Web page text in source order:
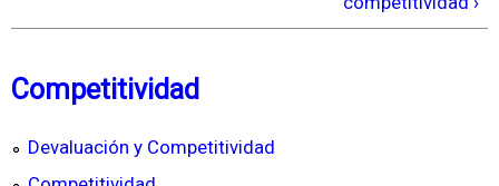
Competitividad
Devaluación y Competitividad